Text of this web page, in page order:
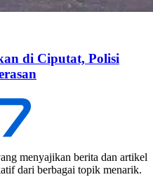
di Ciputat, Polisi
menyajikan berita dan artikel
dari berbagai topik menarik.